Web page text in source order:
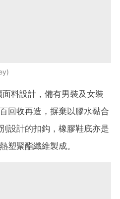
料設計，備有男裝及女裝
回收再造，摒棄以膠水黏合
設計的扣鈎，橡膠鞋底亦是
塑聚酯纖維製成。